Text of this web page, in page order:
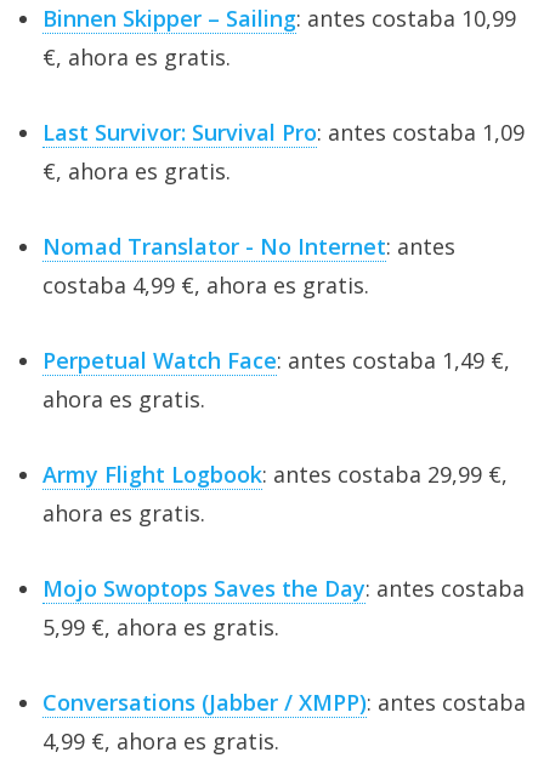
Binnen Skipper – Sailing: antes costaba 10,99
€, ahora es gratis.
Last Survivor: Survival Pro: antes costaba 1,09
€, ahora es gratis.
Nomad Translator - No Internet: antes
costaba 4,99 €, ahora es gratis.
Perpetual Watch Face: antes costaba 1,49 €,
ahora es gratis.
Army Flight Logbook: antes costaba 29,99 €,
ahora es gratis.
Mojo Swoptops Saves the Day: antes costaba
5,99 €, ahora es gratis.
Conversations (Jabber / XMPP): antes costaba
4,99 €, ahora es gratis.